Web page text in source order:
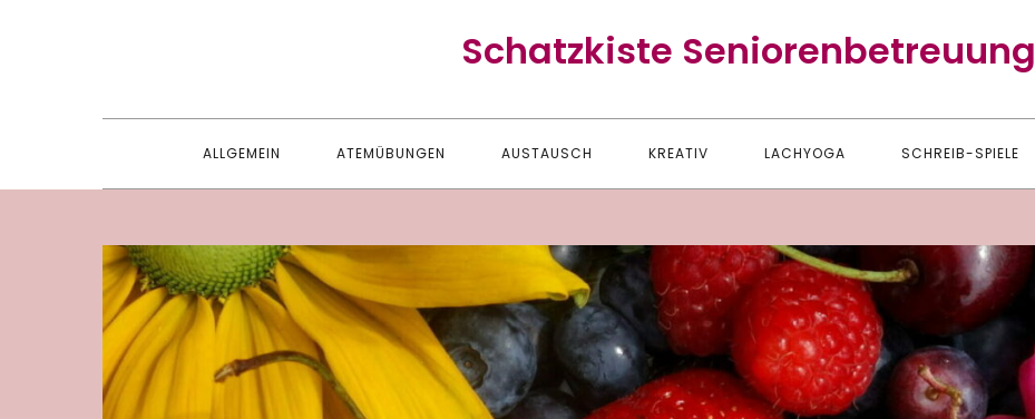
Schatzkiste Seniorenbetreuung
ALLGEMEIN ATEMÜBUNGEN AUSTAUSCH KREATIV LACHYOGA SCHREIB-SPIELE